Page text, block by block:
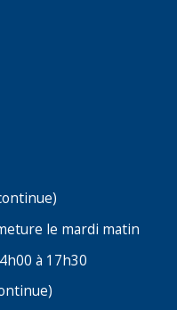
le mardi matin
à 17h30